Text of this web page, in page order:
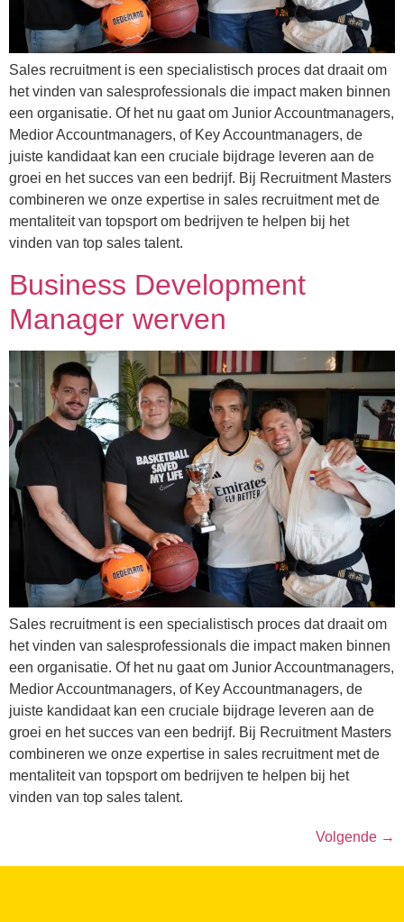
Sales recruitment is een specialistisch proces dat draait om
het vinden van salesprofessionals die impact maken binnen
een organisatie. Of het nu gaat om Junior Accountmanagers,
Medior Accountmanagers, of Key Accountmanagers, de
juiste kandidaat kan een cruciale bijdrage leveren aan de
groei en het succes van een bedrijf. Bij Recruitment Masters
combineren we onze expertise in sales recruitment met de
mentaliteit van topsport om bedrijven te helpen bij het
vinden van top sales talent.
Business Development
Manager werven
Sales recruitment is een specialistisch proces dat draait om
het vinden van salesprofessionals die impact maken binnen
een organisatie. Of het nu gaat om Junior Accountmanagers,
Medior Accountmanagers, of Key Accountmanagers, de
juiste kandidaat kan een cruciale bijdrage leveren aan de
groei en het succes van een bedrijf. Bij Recruitment Masters
combineren we onze expertise in sales recruitment met de
mentaliteit van topsport om bedrijven te helpen bij het
vinden van top sales talent.
Volgende →